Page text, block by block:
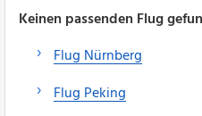
Keinen passenden Flug
Flug Nürnberg
Flug Peking